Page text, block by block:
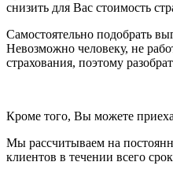
снизить для Вас стоимость
Самостоятельно подобрать
Невозможно человеку, не
страхования, поэтому
Кроме того, Вы можете
Мы рассчитываем на
клиентов в течении всего